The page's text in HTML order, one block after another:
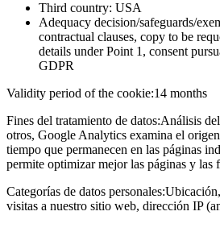
Third country: USA
Adequacy decision/safeguards/
contractual clauses, copy to be
details under Point 1, consent
GDPR
Validity period of the cookie:14 months
Fines del tratamiento de datos:Análisis
otros, Google Analytics examina el
tiempo que permanecen en las páginas
permite optimizar mejor las páginas y las
Categorías de datos personales:
visitas a nuestro sitio web, dirección IP